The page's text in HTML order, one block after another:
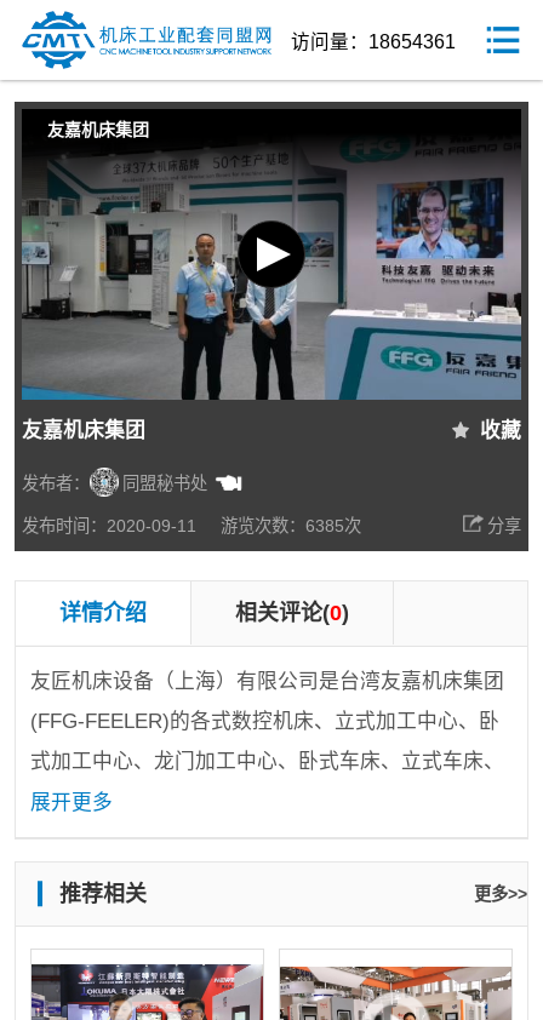
访问量：18654361
友嘉机床集团
友嘉机床集团 收藏
发布者： 同盟秘书处
发布时间：2020-09-11 游览次数：6385次 分享
详情介绍 相关评论(0)
友匠机床设备（上海）有限公司是台湾友嘉机床集团
(FFG-FEELER)的各式数控机床、立式加工中心、卧
式加工中心、龙门加工中心、卧式车床、立式车床、
镗床、钻攻中心、立式五轴加工中心、龙门五轴加工
中心、磨床、自动化生产线、FMS、FMC、交钥匙工
程等产品的专业销售和服务公司。
士、意大利、德国共有多家数控机床厂，拥有全系列
的机种，从立式、卧式加工中心系列、龙门型5面、5
展开更多
推荐相关 更多>>